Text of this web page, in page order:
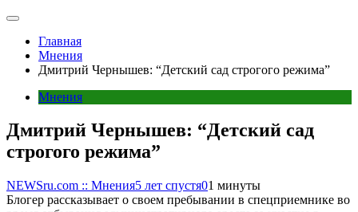
Главная
Мнения
Дмитрий Чернышев: “Детский сад строгого режима”
Мнения
Дмитрий Чернышев: “Детский сад
строгого режима”
NEWSru.com :: Мнения5 лет спустя01 минуты
Блогер рассказывает о своем пребывании в спецприемнике во